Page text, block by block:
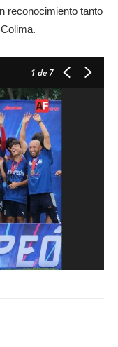
reconocimiento tanto
1 de 7